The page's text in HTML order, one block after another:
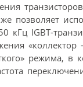
позволяет
кГц IGBT-
«коллектор
режима, в